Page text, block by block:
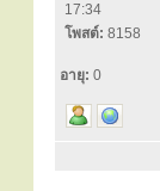
17:34
โพสต์: 8158
อายุ: 0